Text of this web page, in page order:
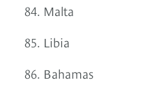
84. Malta
85. Libia
86. Bahamas